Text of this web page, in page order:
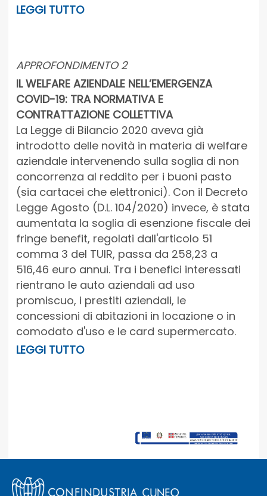
LEGGI TUTTO
APPROFONDIMENTO 2
IL WELFARE AZIENDALE NELL’EMERGENZA
COVID-19: TRA NORMATIVA E
CONTRATTAZIONE COLLETTIVA
La Legge di Bilancio 2020 aveva già
introdotto delle novità in materia di welfare
aziendale intervenendo sulla soglia di non
concorrenza al reddito per i buoni pasto
(sia cartacei che elettronici). Con il Decreto
Legge Agosto (D.L. 104/2020) invece, è stata
aumentata la soglia di esenzione fiscale dei
fringe benefit, regolati dall'articolo 51
comma 3 del TUIR, passa da 258,23 a
516,46 euro annui. Tra i benefici interessati
rientrano le auto aziendali ad uso
promiscuo, i prestiti aziendali, le
concessioni di abitazioni in locazione o in
comodato d'uso e le card supermercato.
LEGGI TUTTO